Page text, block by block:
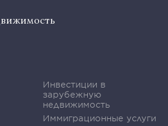
Инвестиции в
зарубежную
недвижимость
Иммиграционные услуги